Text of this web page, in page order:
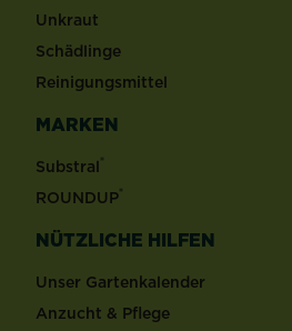
Unkraut
Schädlinge
Reinigungsmittel
MARKEN
Substral®
ROUNDUP®
NÜTZLICHE HILFEN
Unser Gartenkalender
Anzucht & Pflege